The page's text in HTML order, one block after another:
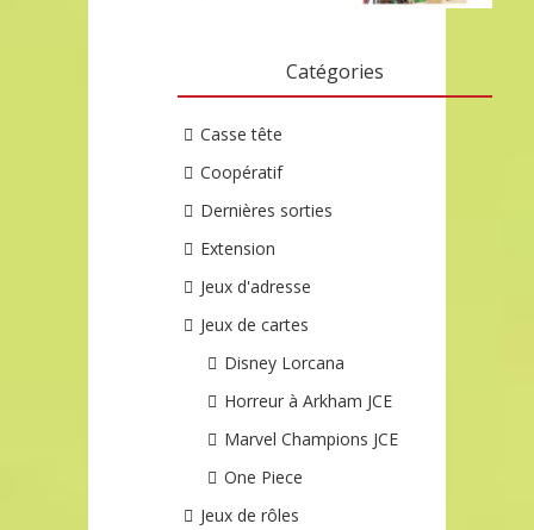
Catégories
Casse tête
Coopératif
Dernières sorties
Extension
Jeux d'adresse
Jeux de cartes
Disney Lorcana
Horreur à Arkham JCE
Marvel Champions JCE
One Piece
Jeux de rôles